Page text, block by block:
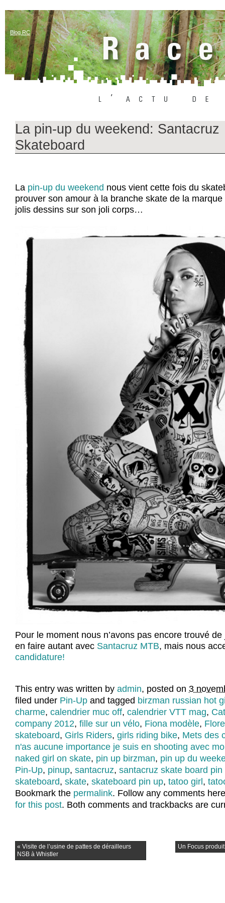
Blog RC
La pin-up du weekend: Santacruz
Skateboard
La pin-up du weekend nous vient cette fois du
prouver son amour à la branche skate de la marque
jolis dessins sur son joli corps…
Pour le moment nous n’avons pas encore trouvé
en faire autant avec Santacruz MTB, mais nous
candidature!
This entry was written by admin, posted on 3
filed under Pin-Up and tagged birzman russian hot
charme, calendrier muc off, calendrier VTT mag,
company 2012, fille sur un vélo, Fiona modèle,
skateboard, Girls Riders, girls riding bike, Mets des
n'as aucune importance je suis en shooting avec
naked girl on skate, pin up birzman, pin up du
Pin-Up, pinup, santacruz, santacruz skate board pin
skateboard, skate, skateboard pin up, tatoo girl ,
Bookmark the permalink. Follow any comments
for this post. Both comments and trackbacks are
« Visite de l’usine de pattes de dérailleurs
NSB à Whistler
Un Focus